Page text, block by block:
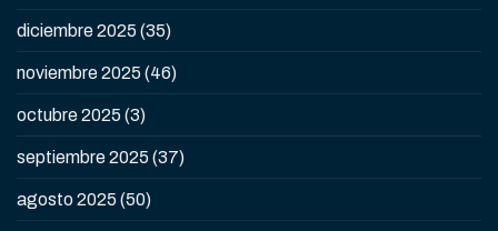
diciembre 2025 (35)
noviembre 2025 (46)
octubre 2025 (3)
septiembre 2025 (37)
agosto 2025 (50)